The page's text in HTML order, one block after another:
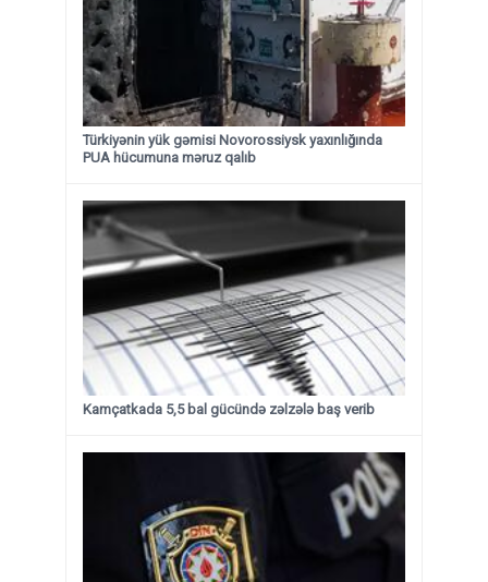
Türkiyənin yük gəmisi Novorossiysk yaxınlığında
PUA hücumuna məruz qalıb
Kamçatkada 5,5 bal gücündə zəlzələ baş verib